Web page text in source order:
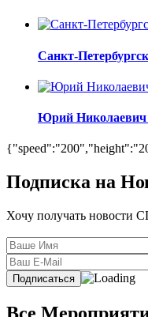
Санкт-
Юрий Николаевич
Подписка на
Хочу получать новости